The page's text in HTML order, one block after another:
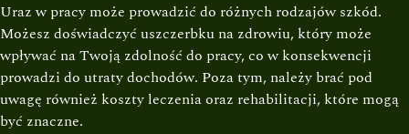
Uraz w pracy może prowadzić do różnych rodzajów szkód.
Możesz doświadczyć uszczerbku na zdrowiu, który może
wpływać na Twoją zdolność do pracy, co w konsekwencji
prowadzi do utraty dochodów. Poza tym, należy brać pod
uwagę również koszty leczenia oraz rehabilitacji, które mogą
być znaczne.